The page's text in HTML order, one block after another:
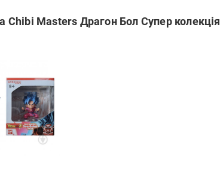
Chibi Masters Драгон Бол Супер колекція